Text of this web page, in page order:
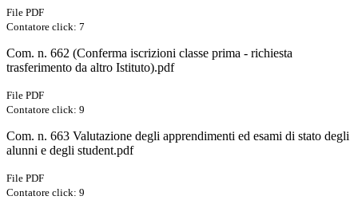
File PDF
Contatore click: 7
Com. n. 662 (Conferma iscrizioni classe prima - richiesta
trasferimento da altro Istituto).pdf
File PDF
Contatore click: 9
Com. n. 663 Valutazione degli apprendimenti ed esami di stato degli
alunni e degli student.pdf
File PDF
Contatore click: 9